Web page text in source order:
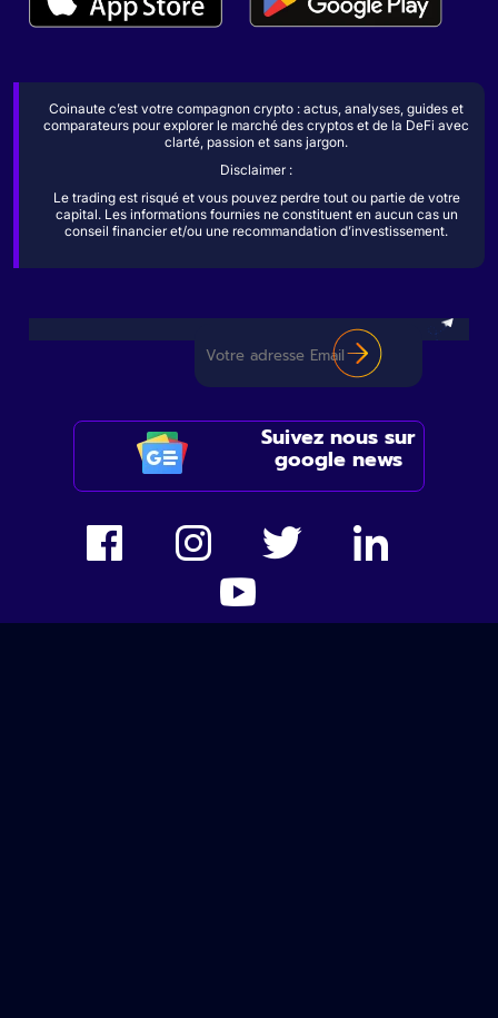
Coinaute c’est votre compagnon crypto : actus, analyses, guides et
comparateurs pour explorer le marché des cryptos et de la DeFi avec
clarté, passion et sans jargon.
Disclaimer :
Le trading est risqué et vous pouvez perdre tout ou partie de votre
capital. Les informations fournies ne constituent en aucun cas un
conseil financier et/ou une recommandation d’investissement.
Suivez nous sur
google news